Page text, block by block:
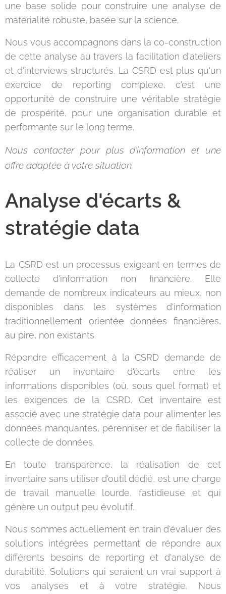
une base solide pour construire une analyse de
matérialité robuste, basée sur la science.
Nous vous accompagnons dans la co-construction
de cette analyse au travers la facilitation d'ateliers
et d'interviews structurés. La CSRD est plus qu'un
exercice de reporting complexe, c'est une
opportunité de construire une véritable stratégie
de prospérité, pour une organisation durable et
performante sur le long terme.
Nous contacter pour plus d'information et une
offre adaptée à votre situation.
Analyse d'écarts &
stratégie data
La CSRD est un processus exigeant en termes de
collecte d'information non financière. Elle
demande de nombreux indicateurs au mieux, non
disponibles dans les systèmes d'information
traditionnellement orientée données financières,
au pire, non existants.
Répondre efficacement à la CSRD demande de
réaliser un inventaire d'écarts entre les
informations disponibles (où, sous quel format) et
les exigences de la CSRD. Cet inventaire est
associé avec une stratégie data pour alimenter les
données manquantes, pérenniser et de fiabiliser la
collecte de données.
En toute transparence, la réalisation de cet
inventaire sans utiliser d'outil dédié, est une charge
de travail manuelle lourde, fastidieuse et qui
génère un output peu évolutif,
Nous sommes actuellement en train d'évaluer des
solutions intégrées permettant de répondre aux
différents besoins de reporting et d'analyse de
durabilité. Solutions qui seraient un vrai support à
vos analyses et à votre stratégie. Nous